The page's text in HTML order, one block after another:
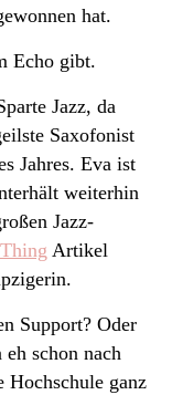
hat.
Echo gibt.
Jazz, da
Saxofonist
Jahres. Eva ist
weiterhin
Jazz-
Artikel
Support? Oder
schon nach
Hochschule ganz